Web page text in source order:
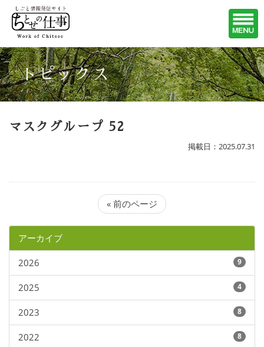
トピックス
マスクグループ 52
掲載日：2025.07.31
« 前のページ
アーカイブ
2026 9
2025 4
2023 8
2022 8